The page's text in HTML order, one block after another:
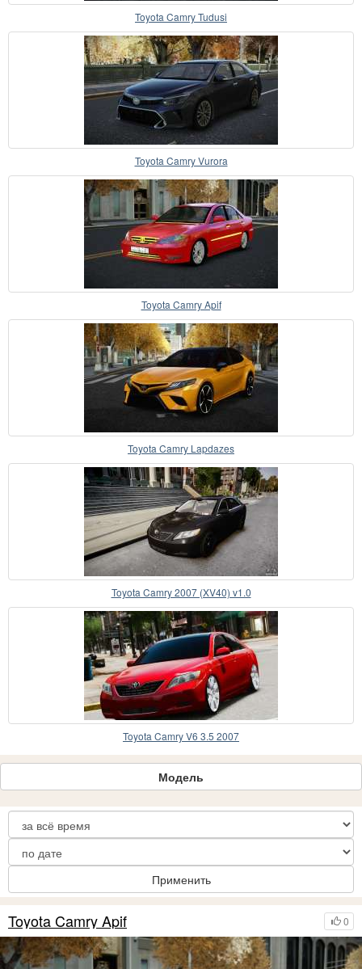
Toyota Camry Tudusi
Toyota Camry Vurora
Toyota Camry Apif
Toyota Camry Lapdazes
Toyota Camry 2007 (XV40) v1.0
Toyota Camry V6 3.5 2007
Модель
Применить
0
Toyota Camry Apif